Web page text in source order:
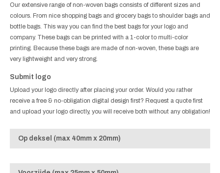
Our extensive range of non-woven bags consists of different sizes and
colours. From nice shopping bags and grocery bags to shoulder bags and
bottle bags. This way you can find the best bags for your logo and
company. These bags can be printed with a 1-color to multi-color
printing. Because these bags are made of non-woven, these bags are
very lightweight and very strong.
Submit logo
Upload your logo directly after placing your order. Would you rather
receive a free & no-obligation digital design first? Request a quote first
and upload your logo directly, you will receive both without any obligation!
Op deksel (max 40mm x 20mm)